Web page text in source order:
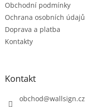
Obchodní podmínky
Ochrana osobních údajů
Doprava a platba
Kontakty
Kontakt
obchod@wallsign.cz